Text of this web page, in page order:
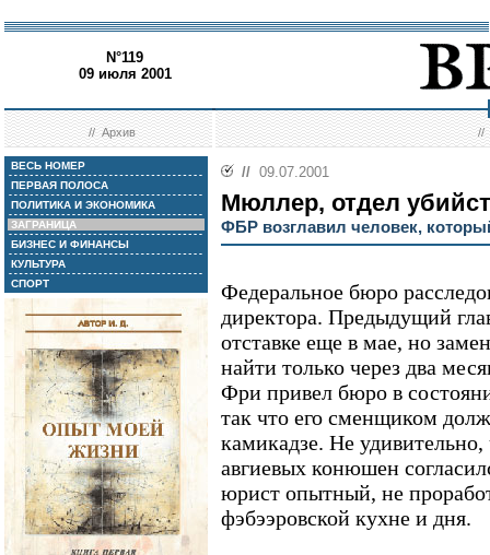
N°119
09 июля 2001
//Архив //
ВЕСЬ НОМЕР
ПЕРВАЯ ПОЛОСА
ПОЛИТИКА И ЭКОНОМИКА
ЗАГРАНИЦА
БИЗНЕС И ФИНАНСЫ
КУЛЬТУРА
СПОРТ
// 09.07.2001
Мюллер, отдел
ФБР возглавил человек,
Федеральное бюро
директора. Предыдущий
отставке еще в мае, но
найти только через два
Фри привел бюро в
так что его сменщиком
камикадзе. Не удивительно,
авгиевых конюшен
юрист опытный, не
фэбээровской кухне и дня.